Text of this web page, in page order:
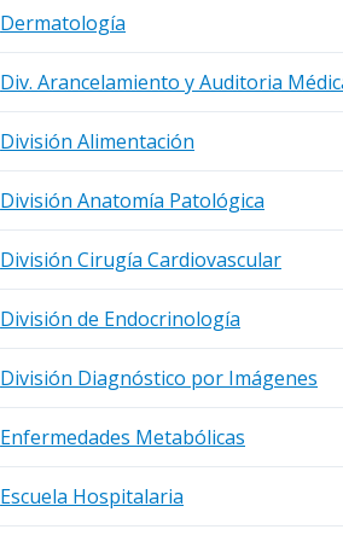
Dermatología
Div. Arancelamiento y Auditoria
División Alimentación
División Anatomía Patológica
División Cirugía Cardiovascular
División de Endocrinología
División Diagnóstico por Imágenes
Enfermedades Metabólicas
Escuela Hospitalaria